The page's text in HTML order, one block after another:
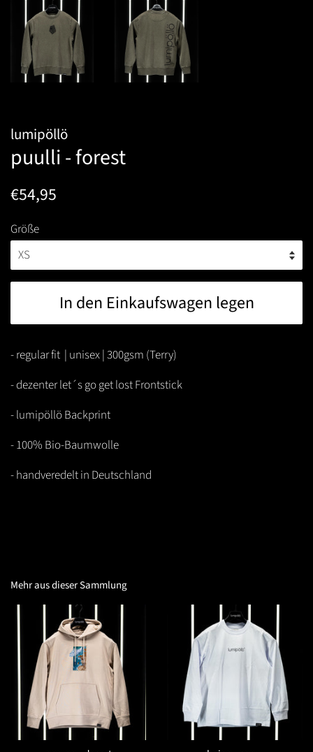
lumipöllö
puulli - forest
Normaler
€54,95
Größe
In den Einkaufswagen legen
- regular fit | unisex | 300gsm (Terry)
- dezenter let´s go get lost Frontstick
- lumipöllö Backprint
- 100% Bio-Baumwolle
- handveredelt in Deutschland
Mehr aus dieser Sammlung